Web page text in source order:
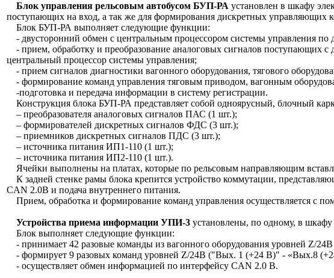
Блок управления рельсовым автобусом БУП-РА установлен в шкафу
поступающих на вход, а так же для формирования дискретных управляющих
Блок БУП-РА выполняет следующие функции:
- двусторонний обмен с центральным процессором системы управления
- прием, обработку и преобразование аналоговых сигналов поступающих
центральный процессор системы управления;
- прием сигналов диагностики вагонного оборудования, тягового
- формирование команд управления тяговым приводом, вагонным
-подготовка и передача информации в систему регистрации.
Конструкция блока БУП-РА представляет собой одноярусный, блочный
– преобразователя аналоговых сигналов ПАС (1 шт.);
– формирователей дискретных сигналов ФДС (3 шт.);
– приемников дискретных сигналов ПДС (3 шт.);
– источника питания ИП1-110 (1 шт.);
– источника питания ИП2-110 (1 шт.).
Ячейки выполнены на платах, которые по рельсовым направляющим
К задней стенке рамы блока крепится устройство коммутации,
CAN 2.0В и подача внутреннего питания.
Прием, обработка и формирование команд управления осуществляется
Устройства приема информации УПИ-3 установлены, по одному, в
Блок выполняет следующие функции:
- принимает 42 разовые команды из вагонного оборудования уровней Z/
- формирует 9 разовых команд уровней Z/24B ("Вых. 1 (+24 В)" - «Вых.8
- осуществляет обмен информацией по интерфейсу CAN 2.0 В.